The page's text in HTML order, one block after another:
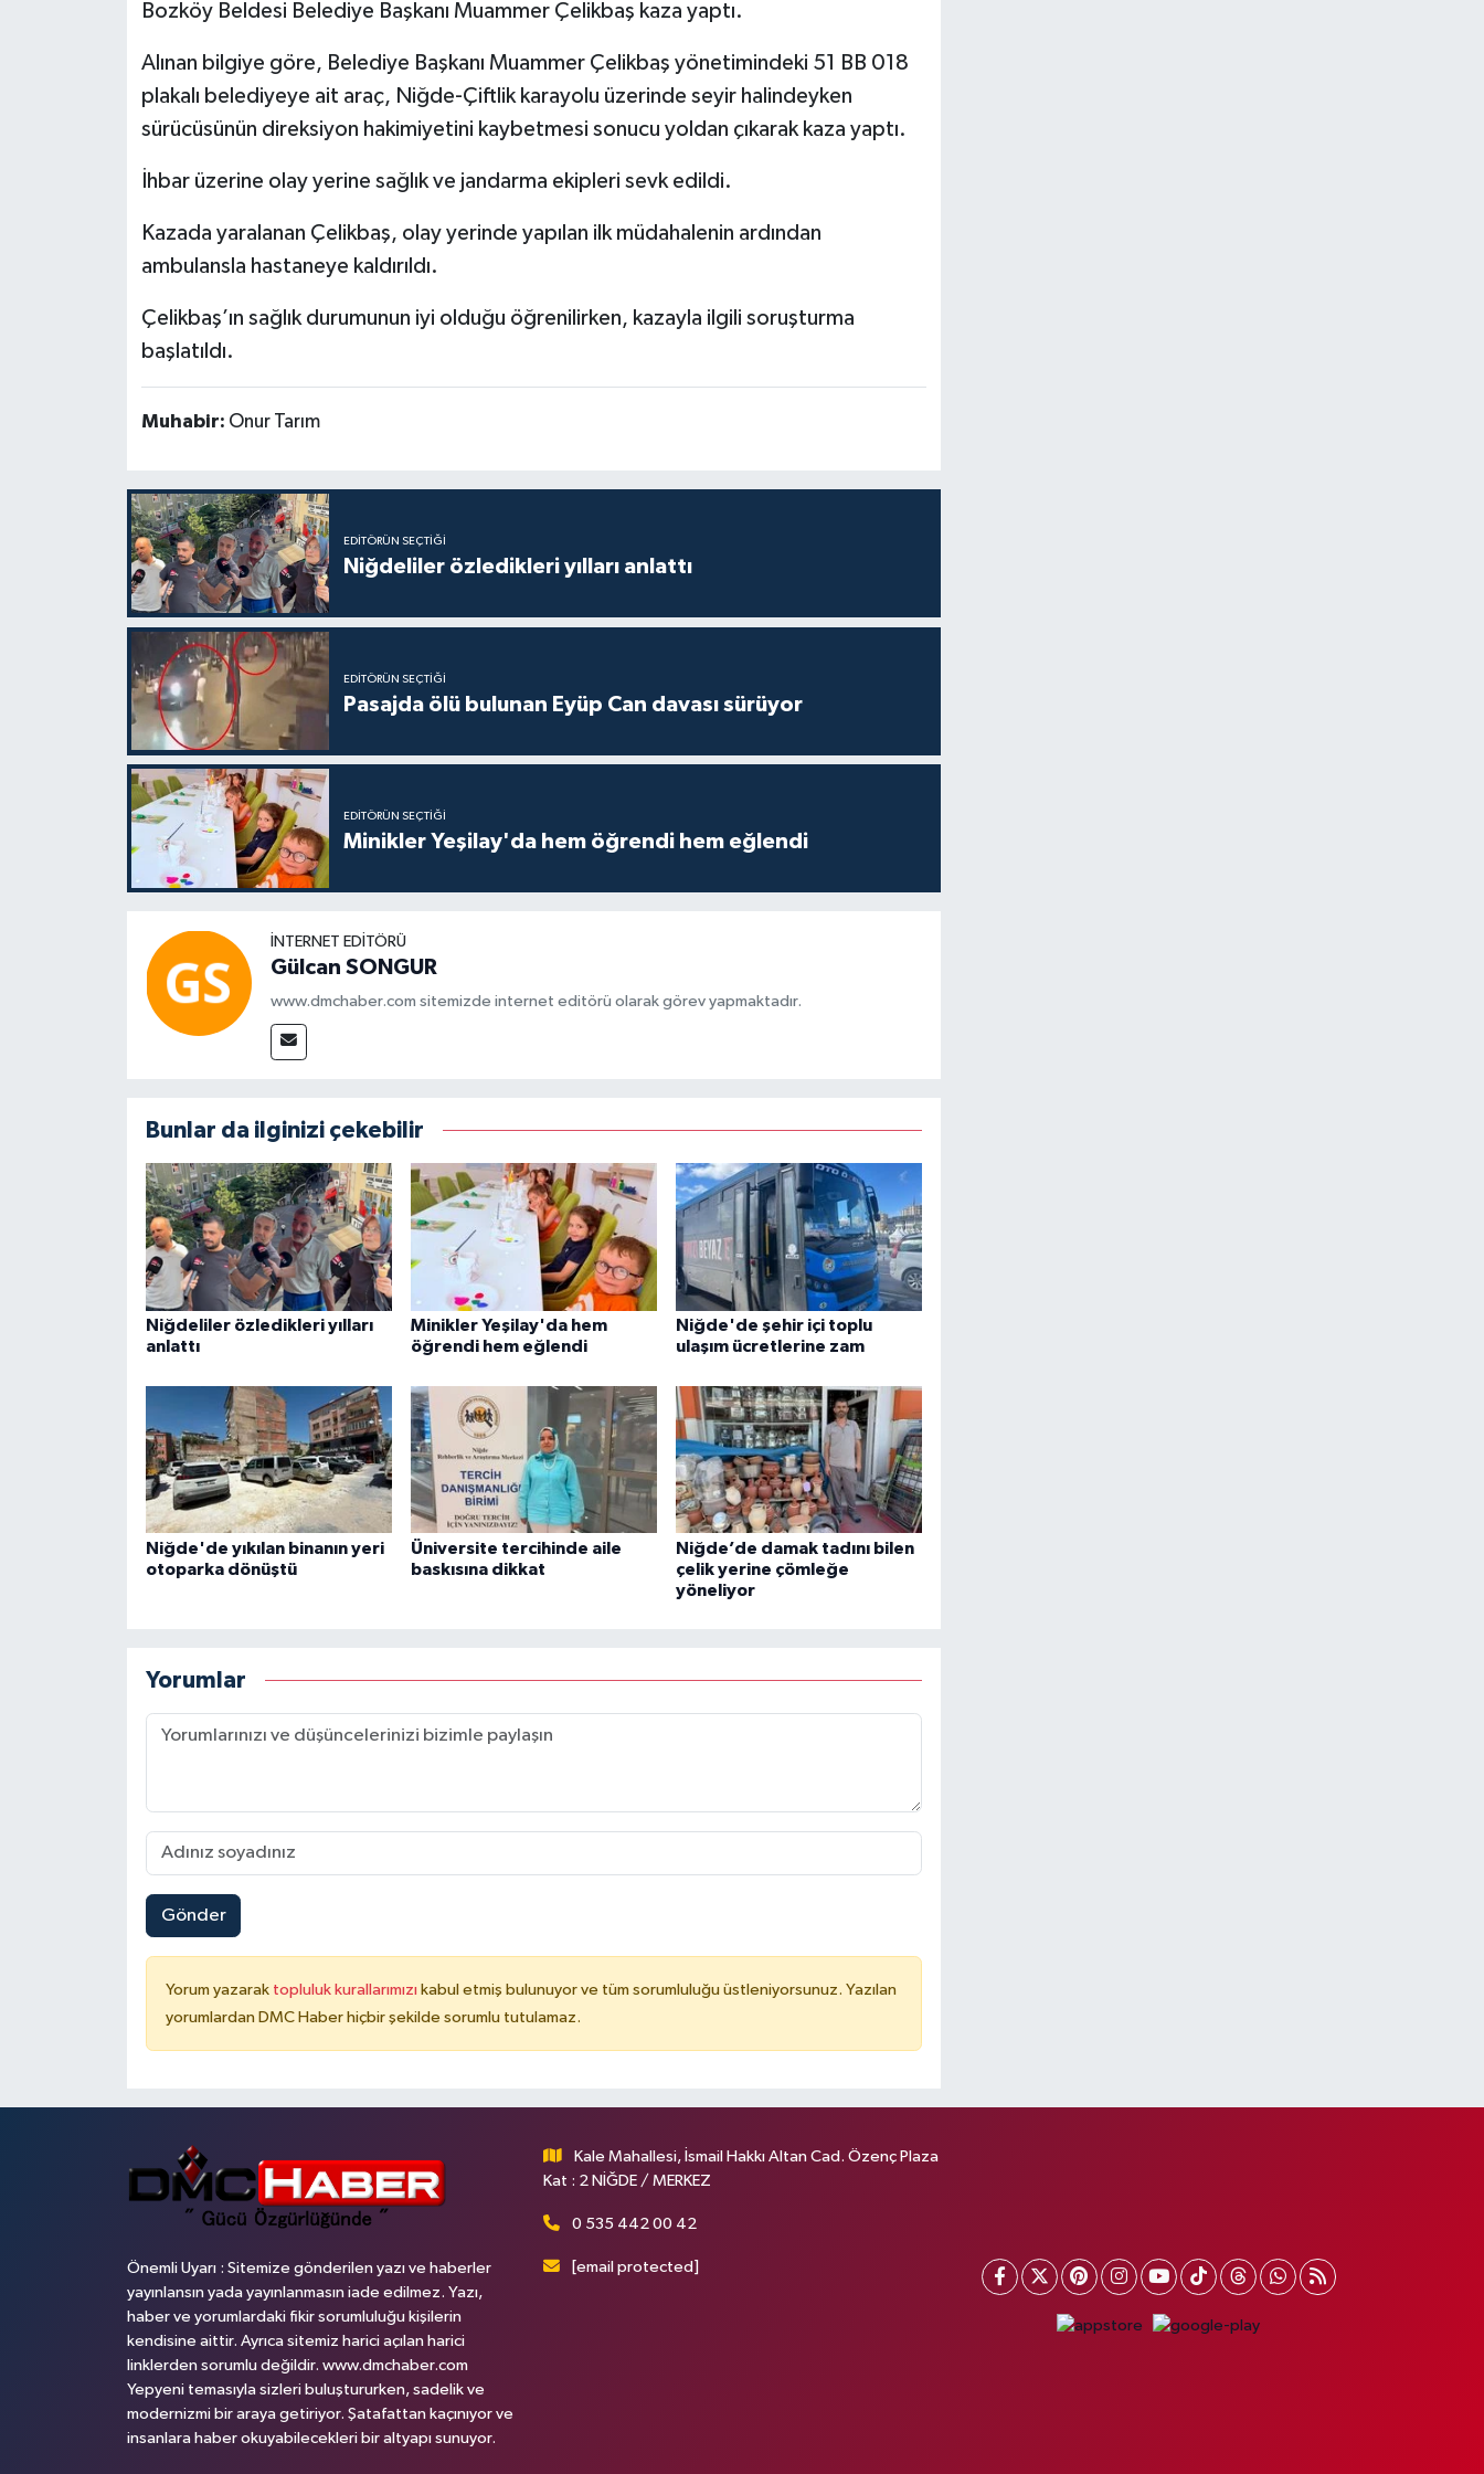
Bozköy Beldesi Belediye Başkanı Muammer Çelikbaş kaza yaptı.
Alınan bilgiye göre, Belediye Başkanı Muammer Çelikbaş yönetimindeki 51 BB 018
plakalı belediyeye ait araç, Niğde-Çiftlik karayolu üzerinde seyir halindeyken
sürücüsünün direksiyon hakimiyetini kaybetmesi sonucu yoldan çıkarak kaza yaptı.
İhbar üzerine olay yerine sağlık ve jandarma ekipleri sevk edildi.
Kazada yaralanan Çelikbaş, olay yerinde yapılan ilk müdahalenin ardından
ambulansla hastaneye kaldırıldı.
Çelikbaş’ın sağlık durumunun iyi olduğu öğrenilirken, kazayla ilgili soruşturma
başlatıldı.
Muhabir: Onur Tarım
EDITÖRÜN SEÇTIĞI
Niğdeliler özledikleri yılları anlattı
EDITÖRÜN SEÇTIĞI
Pasajda ölü bulunan Eyüp Can davası sürüyor
EDITÖRÜN SEÇTIĞI
Minikler Yeşilay'da hem öğrendi hem eğlendi
İNTERNET EDITÖRÜ
Gülcan SONGUR
www.dmchaber.com sitemizde internet editörü olarak görev yapmaktadır.
Bunlar da ilginizi çekebilir
Niğdeliler özledikleri yılları
anlattı
Minikler Yeşilay'da hem
öğrendi hem eğlendi
Niğde'de şehir içi toplu
ulaşım ücretlerine zam
Niğde'de yıkılan binanın yeri
otoparka dönüştü
Üniversite tercihinde aile
baskısına dikkat
Niğde’de damak tadını bilen
çelik yerine çömleğe
yöneliyor
Yorumlar
Gönder
Yorum yazarak topluluk kurallarımızı kabul etmiş bulunuyor ve tüm sorumluluğu üstleniyorsunuz. Yazılan
yorumlardan DMC Haber hiçbir şekilde sorumlu tutulamaz.
Önemli Uyarı : Sitemize gönderilen yazı ve haberler
yayınlansın yada yayınlanmasın iade edilmez. Yazı,
haber ve yorumlardaki fikir sorumluluğu kişilerin
kendisine aittir. Ayrıca sitemiz harici açılan harici
linklerden sorumlu değildir. www.dmchaber.com
Yepyeni temasıyla sizleri buluştururken, sadelik ve
modernizmi bir araya getiriyor. Şatafattan kaçınıyor ve
insanlara haber okuyabilecekleri bir altyapı sunuyor.
Kale Mahallesi, İsmail Hakkı Altan Cad. Özenç Plaza
Kat : 2 NİĞDE / MERKEZ
0 535 442 00 42
[email protected]